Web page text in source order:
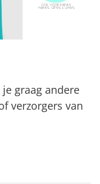
graag andere
verzorgers van